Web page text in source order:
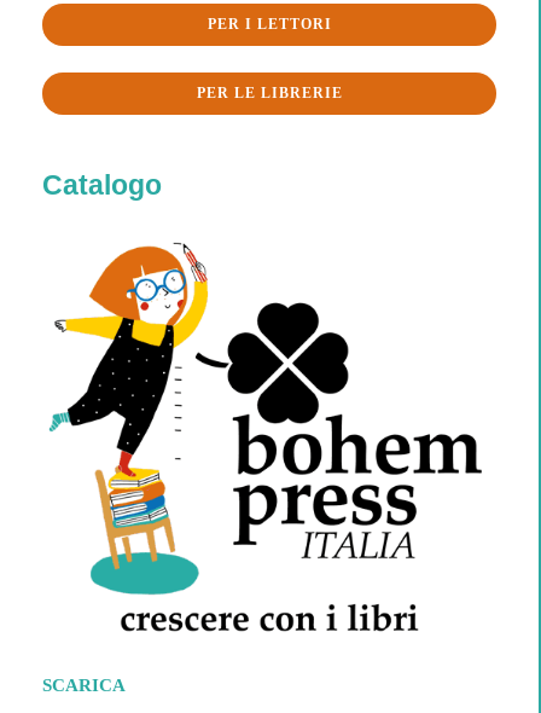
PER I LETTORI
PER LE LIBRERIE
Catalogo
SCARICA